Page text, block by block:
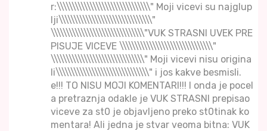
r:\\\\\\\\\\\\\\\\\\\\\\\\\\\\\\\" Moji vicevi su najglup
lji\\\\\\\\\\\\\\\\\\\\\\\\\\\\\\\"
\\\\\\\\\\\\\\\\\\\\\\\\\\\\\\\"VUK STRASNI UVEK PRE
PISUJE VICEVE \\\\\\\\\\\\\\\\\\\\\\\\\\\\\\\"
\\\\\\\\\\\\\\\\\\\\\\\\\\\\\\\" Moji vicevi nisu origina
li\\\\\\\\\\\\\\\\\\\\\\\\\\\\\\\" i jos kakve besmisli.
e!!! TO NISU MOJI KOMENTARI!!! I onda je pocel
a pretraznja odakle je VUK STRASNI prepisao
viceve za st0 je objavljeno preko st0tinak ko
mentara! Ali jedna je stvar veoma bitna: VUK